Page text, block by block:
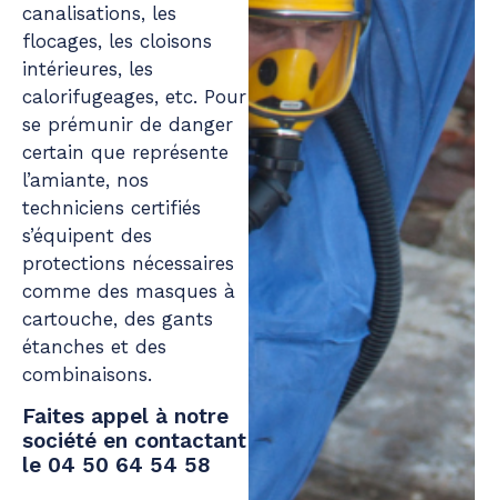
canalisations, les
flocages, les cloisons
intérieures, les
calorifugeages, etc. Pour
se prémunir de danger
certain que représente
l’amiante, nos
techniciens certifiés
s’équipent des
protections nécessaires
comme des masques à
cartouche, des gants
étanches et des
combinaisons.
Faites appel à notre
société en contactant
le 04 50 64 54 58